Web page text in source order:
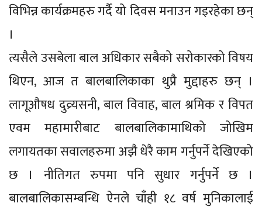
विभिन्न कार्यक्रमहरु गर्दै यो दिवस मनाउन गइरहेका छन्
।
त्यसैले उसबेला बाल अधिकार सबैको सरोकारको विषय
थिएन, आज त बालबालिकाका थुप्रै मुद्दाहरु छन् ।
लागूऔषध दुव्र्यसनी, बाल विवाह, बाल श्रमिक र विपत
एवम महामारीबाट बालबालिकामाथिको जोखिम
लगायतका सवालहरुमा अझै धेरै काम गर्नुपर्ने देखिएको
छ । नीतिगत रुपमा पनि सुधार गर्नुपर्ने छ ।
बालबालिकासम्बन्धि ऐनले चाँही १८ वर्ष मुनिकालाई